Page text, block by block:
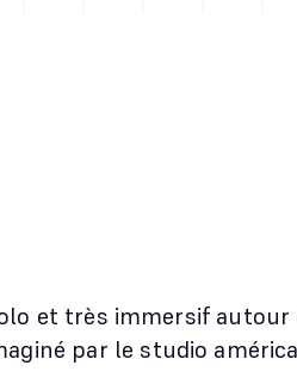
et très immersif autour
par le studio